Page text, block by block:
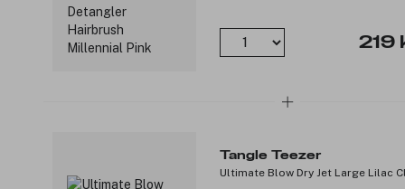
219
Tangle Teezer
Ultimate Blow Dry Jet Large Lilac